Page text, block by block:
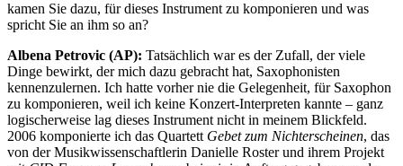
kamen Sie dazu, für dieses Instrument zu komponieren und was
spricht Sie an ihm so an?
Albena Petrovic (AP): Tatsächlich war es der Zufall, der viele
Dinge bewirkt, der mich dazu gebracht hat, Saxophonisten
kennenzulernen. Ich hatte vorher nie die Gelegenheit, für Saxophon
zu komponieren, weil ich keine Konzert-Interpreten kannte – ganz
logischerweise lag dieses Instrument nicht in meinem Blickfeld.
2006 komponierte ich das Quartett Gebet zum Nichterscheinen, das
von der Musikwissenschaftlerin Danielle Roster und ihrem Projekt